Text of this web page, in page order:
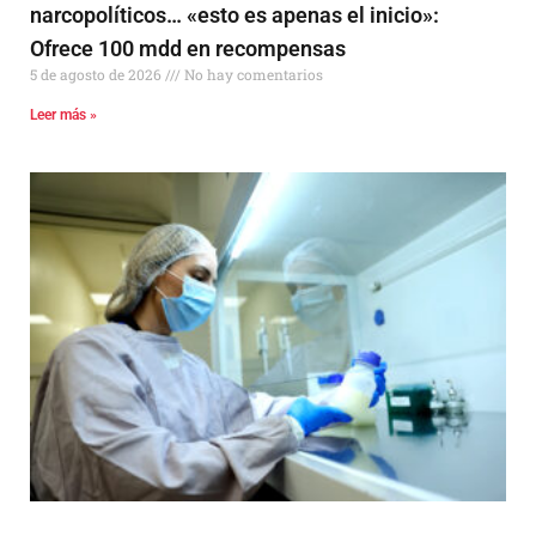
narcopolíticos… «esto es apenas el inicio»:
Ofrece 100 mdd en recompensas
5 de agosto de 2026 No hay comentarios
Leer más »